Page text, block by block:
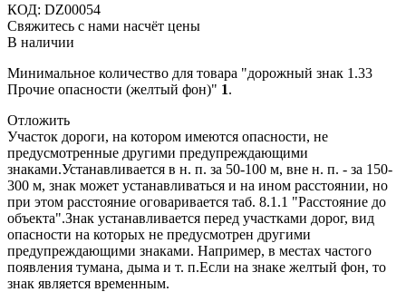
КОД: DZ00054
Свяжитесь с нами насчёт цены
В наличии
Минимальное количество для товара "дорожный знак 1.33
Прочие опасности (желтый фон)" 1.
Отложить
Участок дороги, на котором имеются опасности, не
предусмотренные другими предупреждающими
знаками.Устанавливается в н. п. за 50-100 м, вне н. п. - за 150-
300 м, знак может устанавливаться и на ином расстоянии, но
при этом расстояние оговаривается таб. 8.1.1 "Расстояние до
объекта".Знак устанавливается перед участками дорог, вид
опасности на которых не предусмотрен другими
предупреждающими знаками. Например, в местах частого
появления тумана, дыма и т. п.Если на знаке желтый фон, то
знак является временным.